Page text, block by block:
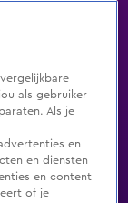
Genres
als gebruiker
Als je
en
en diensten
en content
of je